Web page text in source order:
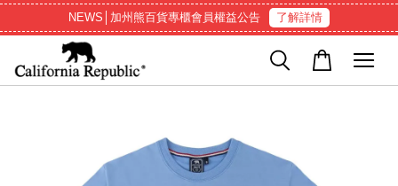
NEWS│加州熊百貨專櫃會員權益公告 了解詳情